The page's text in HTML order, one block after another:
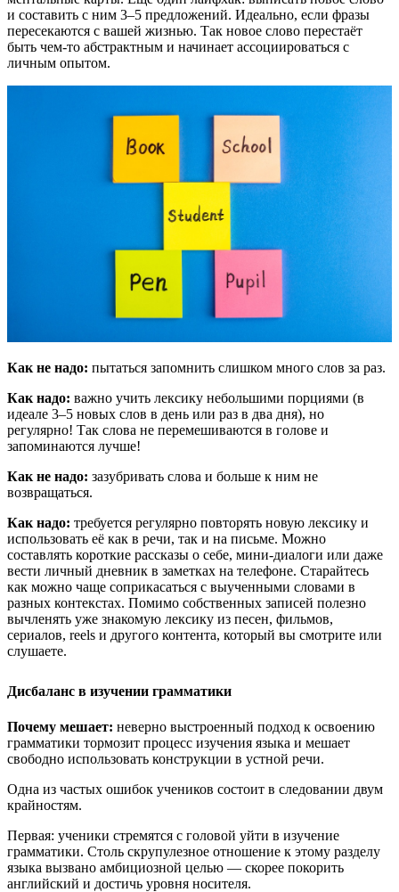
и составить с ним 3–5 предложений. Идеально, если фразы
пересекаются с вашей жизнью. Так новое слово перестаёт
быть чем-то абстрактным и начинает ассоциироваться с
личным опытом.
Как не надо: пытаться запомнить слишком много слов за раз.
Как надо: важно учить лексику небольшими порциями (в
идеале 3–5 новых слов в день или раз в два дня), но
регулярно! Так слова не перемешиваются в голове и
запоминаются лучше!
Как не надо: зазубривать слова и больше к ним не
возвращаться.
Как надо: требуется регулярно повторять новую лексику и
использовать её как в речи, так и на письме. Можно
составлять короткие рассказы о себе, мини-диалоги или даже
вести личный дневник в заметках на телефоне. Старайтесь
как можно чаще соприкасаться с выученными словами в
разных контекстах. Помимо собственных записей полезно
вычленять уже знакомую лексику из песен, фильмов,
сериалов, reels и другого контента, который вы смотрите или
слушаете.
Дисбаланс в изучении грамматики
Почему мешает: неверно выстроенный подход к освоению
грамматики тормозит процесс изучения языка и мешает
свободно использовать конструкции в устной речи.
Одна из частых ошибок учеников состоит в следовании двум
крайностям.
Первая: ученики стремятся с головой уйти в изучение
грамматики. Столь скрупулезное отношение к этому разделу
языка вызвано амбициозной целью — скорее покорить
английский и достичь уровня носителя.